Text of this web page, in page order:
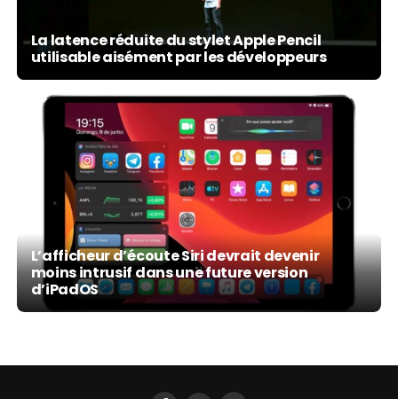
La latence réduite du stylet Apple Pencil
utilisable aisément par les développeurs
L’afficheur d’écoute Siri devrait devenir
moins intrusif dans une future version
d’iPadOS